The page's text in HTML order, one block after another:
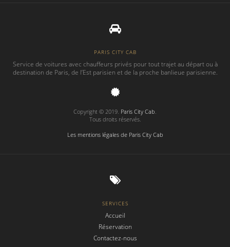
PARIS CITY CAB
Service de voitures avec chauffeurs privés pour tout trajet au départ ou à
destination de Paris, de l’Est parisien et de la proche banlieue parisienne.
Copyright © 2019. Paris City Cab
Tous droits réservés.
Les mentions légales de Paris City Cab
SERVICES
Accueil
Réservation
Contactez-nous